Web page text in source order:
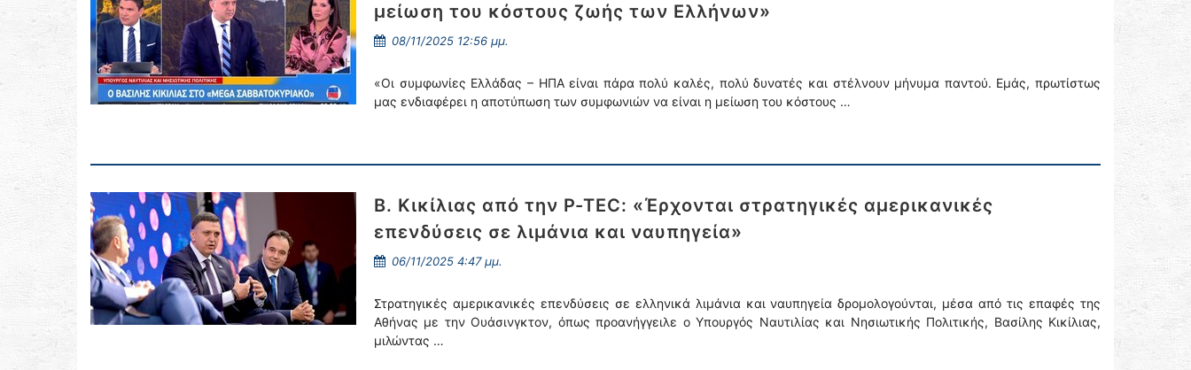
μείωση του κόστους ζωής των Ελλήνων»
08/11/2025 12:56 μμ.
«Οι συμφωνίες Ελλάδας – ΗΠΑ είναι πάρα πολύ καλές, πολύ δυνατές και στέλνουν μήνυμα παντού. Εμάς, πρωτίστως
μας ενδιαφέρει η αποτύπωση των συμφωνιών να είναι η μείωση του κόστους …
Β. Κικίλιας από την P-TEC: «Έρχονται στρατηγικές αμερικανικές
επενδύσεις σε λιμάνια και ναυπηγεία»
06/11/2025 4:47 μμ.
Στρατηγικές αμερικανικές επενδύσεις σε ελληνικά λιμάνια και ναυπηγεία δρομολογούνται, μέσα από τις επαφές της
Αθήνας με την Ουάσινγκτον, όπως προανήγγειλε ο Υπουργός Ναυτιλίας και Νησιωτικής Πολιτικής, Βασίλης Κικίλιας,
μιλώντας …